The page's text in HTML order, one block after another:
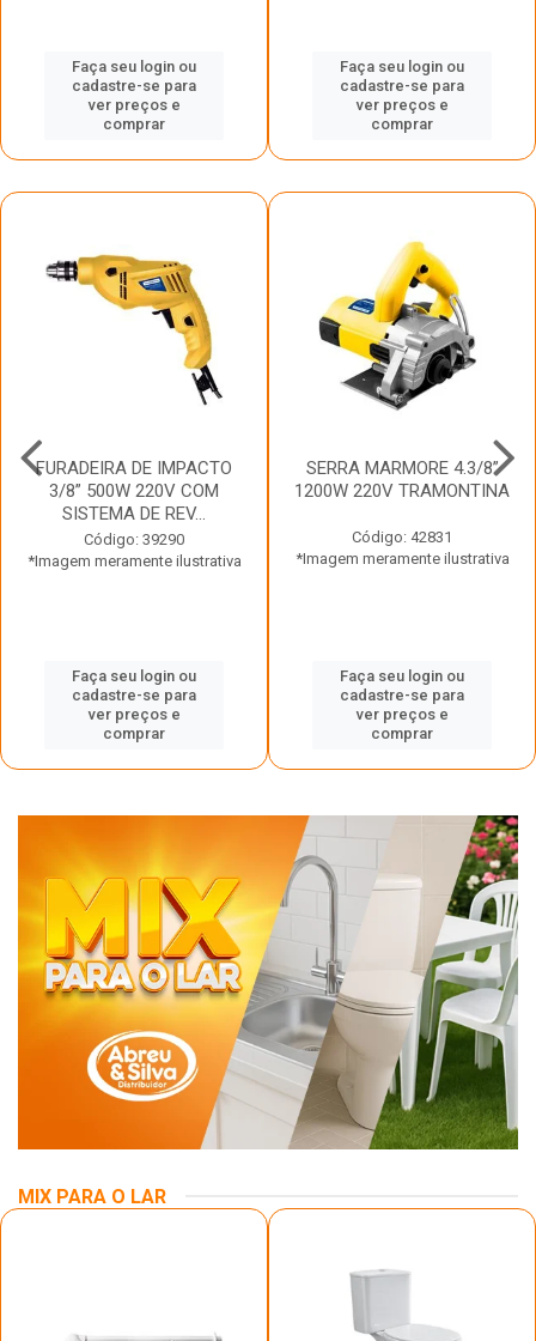
Faça seu login ou
cadastre-se para
ver preços e
comprar
Faça seu login ou
cadastre-se para
ver preços e
comprar
FURADEIRA DE IMPACTO
3/8” 500W 220V COM
SISTEMA DE REV...
Código: 39290
*Imagem meramente ilustrativa
Faça seu login ou
cadastre-se para
ver preços e
comprar
SERRA MARMORE 4.3/8”
1200W 220V TRAMONTINA
Código: 42831
*Imagem meramente ilustrativa
Faça seu login ou
cadastre-se para
ver preços e
comprar
MIX PARA O LAR